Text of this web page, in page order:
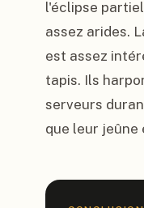
l'éclipse
assez arides.
est assez
tapis. Ils
serveurs
que leur jeûne